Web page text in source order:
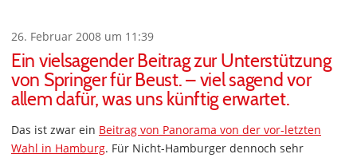
26. Februar 2008 um 11:39
Ein vielsagender Beitrag zur Unterstützung
von Springer für Beust. – viel sagend vor
allem dafür, was uns künftig erwartet.
Das ist zwar ein Beitrag von Panorama von der vor-letzten
Wahl in Hamburg. Für Nicht-Hamburger dennoch sehr